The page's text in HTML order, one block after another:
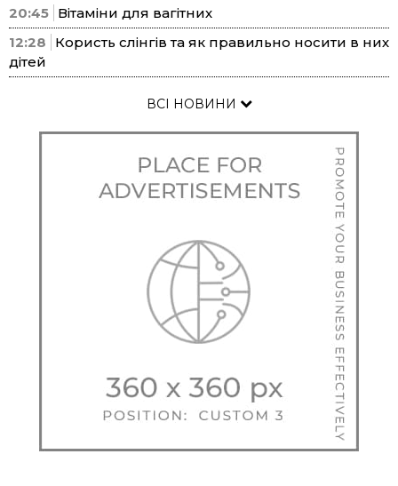
20:45 Вітаміни для вагітних
12:28
Користь слінгів та як правильно носити в них
дітей
ВСІ НОВИНИ